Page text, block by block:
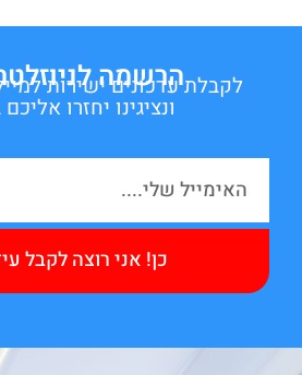
הרשמה
לקבלת עדכונים ישירות
ונציגינו יחזרו
כן! אני רוצה לקבל